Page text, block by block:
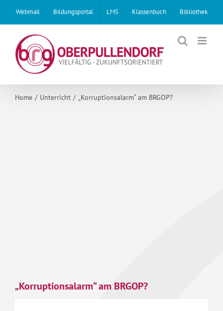
content
Webmail Bildungsportal LMS Klassenbuch Bibliothek
Home Unterricht „Korruptionsalarm“ am BRGOP?
„Korruptionsalarm“ am BRGOP?